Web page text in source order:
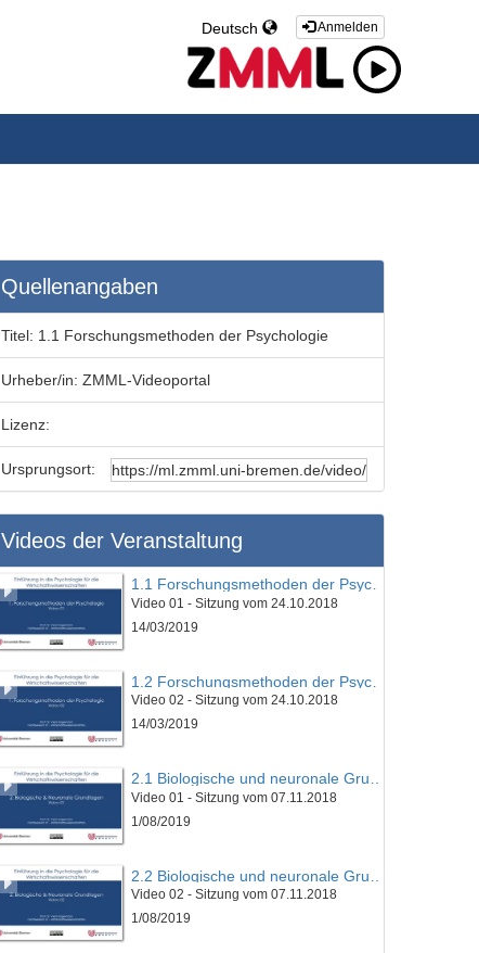
Anmelden
Deutsch
Quellenangaben
Titel: 1.1 Forschungsmethoden der Psychologie
Urheber/in: ZMML-Videoportal
Lizenz:
Ursprungsort:
Videos der Veranstaltung
Video 01 - Sitzung vom 24.10.2018
14/03/2019
Video 02 - Sitzung vom 24.10.2018
14/03/2019
Video 01 - Sitzung vom 07.11.2018
1/08/2019
Video 02 - Sitzung vom 07.11.2018
1/08/2019